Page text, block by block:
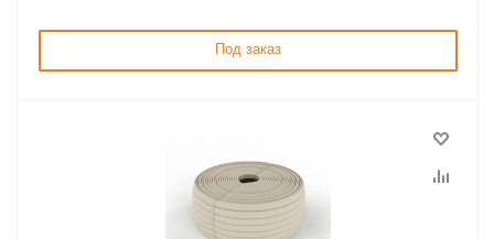
Под заказ